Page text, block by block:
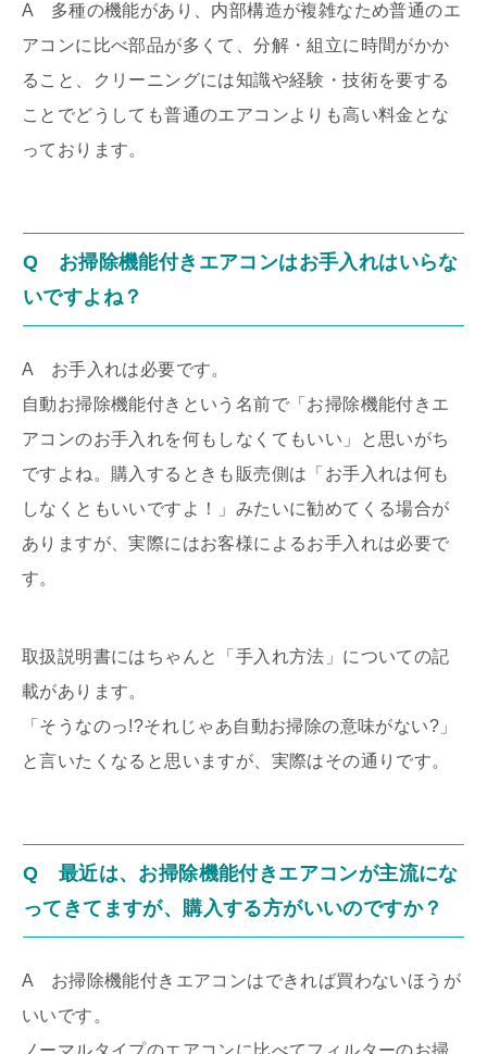
A 多種の機能があり、内部構造が複雑なため普通のエ
アコンに比べ部品が多くて、分解・組立に時間がかか
ること、クリーニングには知識や経験・技術を要する
ことでどうしても普通のエアコンよりも高い料金とな
っております。
Q お掃除機能付きエアコンはお手入れはいらな
いですよね？
A お手入れは必要です。
自動お掃除機能付きという名前で「お掃除機能付きエ
アコンのお手入れを何もしなくてもいい」と思いがち
ですよね。購入するときも販売側は「お手入れは何も
しなくともいいですよ！」みたいに勧めてくる場合が
ありますが、実際にはお客様によるお手入れは必要で
す。
取扱説明書にはちゃんと「手入れ方法」についての記
載があります。
「そうなのっ!?それじゃあ自動お掃除の意味がない?」
と言いたくなると思いますが、実際はその通りです。
Q 最近は、お掃除機能付きエアコンが主流にな
ってきてますが、購入する方がいいのですか？
A お掃除機能付きエアコンはできれば買わないほうが
いいです。
ノーマルタイプのエアコンに比べてフィルターのお掃